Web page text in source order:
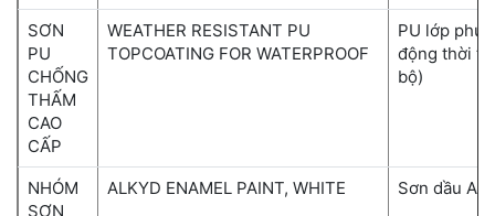
SƠN
PU
CHỐNG
THẤM
CAO
CẤP
WEATHER RESISTANT PU
TOPCOATING FOR WATERPROOF
PU lớp phủ
động thời
bộ)
NHÓM
SƠN
ALKYD ENAMEL PAINT, WHITE Sơn dầu